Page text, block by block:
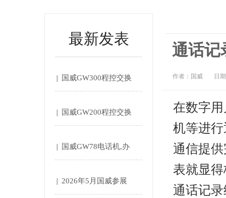
最新发表
国威GW300程控交换
国威GW200程控交换
国威GW78电话机,办
2026年5月国威参展
通话记
作者：国威 日
在数字
机等进
通信提
表就显
通话记